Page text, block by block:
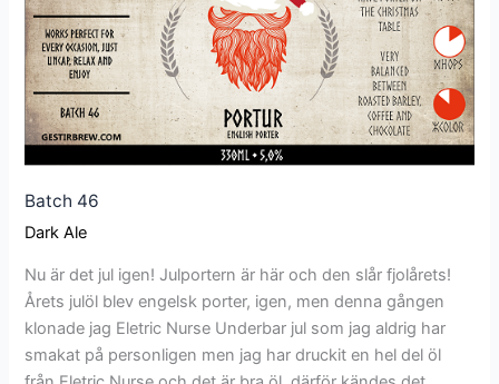
Batch 46
Dark Ale
Nu är det jul igen! Julportern är här och den slår fjolårets!
Årets julöl blev engelsk porter, igen, men denna gången
klonade jag Eletric Nurse Underbar jul som jag aldrig har
smakat på personligen men jag har druckit en hel del öl